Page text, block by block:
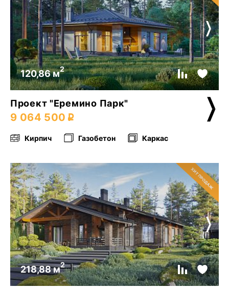
120,86 м2
Проект "Еремино Парк"
9 064 500
Кирпич Газобетон Каркас
218,88 м2